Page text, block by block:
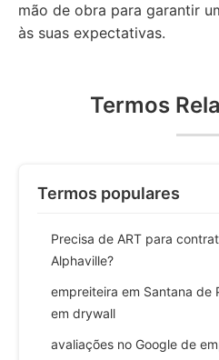
mão de obra para garantir
às suas expectativas.
Termos
Termos populares
Precisa de ART para
Alphaville?
empreiteira em Santana de
em drywall
avaliações no Google de